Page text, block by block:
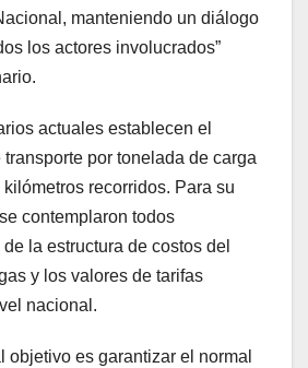
manteniendo un diálogo
los actores involucrados”
actuales establecen el
por tonelada de carga
recorridos. Para su
contemplaron todos
la estructura de costos del
y los valores de tarifas
nacional.
objetivo es garantizar el normal